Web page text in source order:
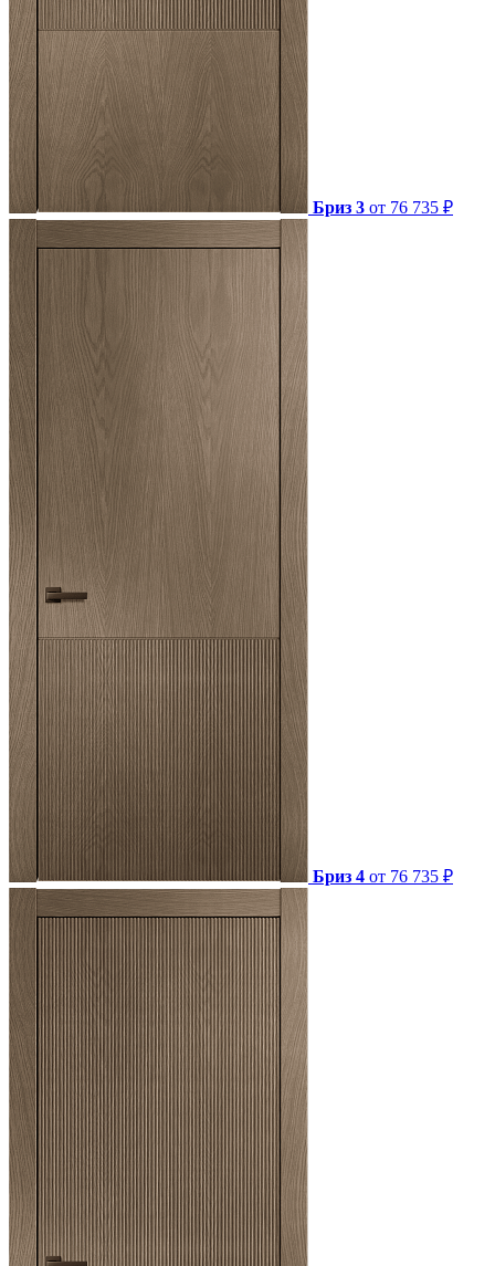
Бриз 3 от 76 735 ₽
Бриз 4 от 76 735 ₽